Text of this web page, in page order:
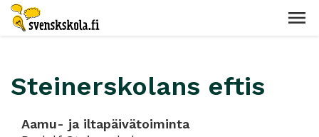
Steinerskolans eftis
Aamu- ja iltapäivätoiminta